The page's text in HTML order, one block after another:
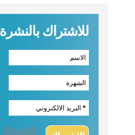
للاشتراك بالنشرة